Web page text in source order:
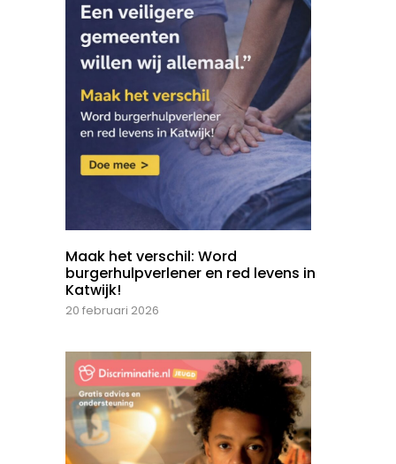
Maak het verschil: Word
burgerhulpverlener en red levens in
Katwijk!
20 februari 2026